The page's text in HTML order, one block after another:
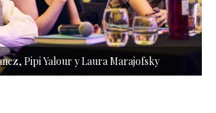
Pipi Yalour y Laura Marajofsky